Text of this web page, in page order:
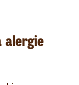
alergie